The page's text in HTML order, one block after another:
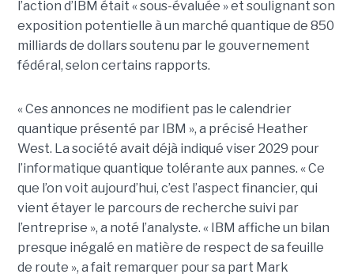
l’action d’IBM était « sous-évaluée » et soulignant son
exposition potentielle à un marché quantique de 850
milliards de dollars soutenu par le gouvernement
fédéral, selon certains rapports.
« Ces annonces ne modifient pas le calendrier
quantique présenté par IBM », a précisé Heather
West. La société avait déjà indiqué viser 2029 pour
l’informatique quantique tolérante aux pannes. « Ce
que l’on voit aujourd’hui, c’est l’aspect financier, qui
vient étayer le parcours de recherche suivi par
l’entreprise », a noté l’analyste. « IBM affiche un bilan
presque inégalé en matière de respect de sa feuille
de route », a fait remarquer pour sa part Mark